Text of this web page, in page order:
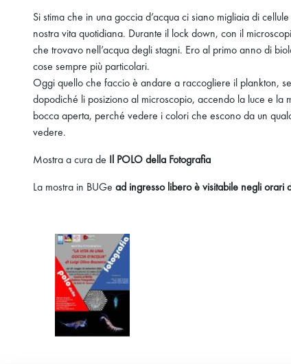
Si stima che in una goccia d’acqua ci siano migliaia di
nostra vita quotidiana. Durante il lock down, con il
che trovavo nell’acqua degli stagni. Ero al primo anno di
cose sempre più particolari.
Oggi quello che faccio è andare a raccogliere il plankton,
dopodiché li posiziono al microscopio, accendo la luce e
bocca aperta, perché vedere i colori che escono da un
vedere.
Mostra a cura de Il POLO della Fotografia
La mostra in BUGe ad ingresso libero è visitabile negli orari